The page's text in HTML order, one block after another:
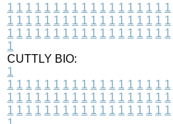
1 1 1 1 1 1 1 1 1 1 1 1 1 1 1 1 1 1
1 1 1 1 1 1 1 1 1 1 1 1 1 1 1 1 1 1
1 1 1 1 1 1 1 1 1 1 1 1 1 1 1 1 1 1
1
CUTTLY BIO:
1
1 1 1 1 1 1 1 1 1 1 1 1 1 1 1 1 1 1
1 1 1 1 1 1 1 1 1 1 1 1 1 1 1 1 1 1
1 1 1 1 1 1 1 1 1 1 1 1 1 1 1 1 1 1